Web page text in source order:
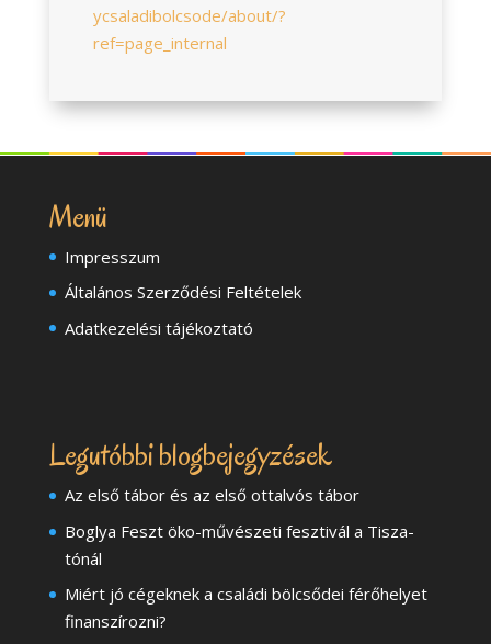
ycsaladibolcsode/about/?
ref=page_internal
Menü
Impresszum
Általános Szerződési Feltételek
Adatkezelési tájékoztató
Legutóbbi blogbejegyzések
Az első tábor és az első ottalvós tábor
Boglya Feszt öko-művészeti fesztivál a Tisza-
tónál
Miért jó cégeknek a családi bölcsődei férőhelyet
finanszírozni?